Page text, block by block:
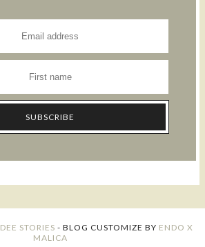
DEE STORIES - BLOG CUSTOMIZE BY ENDO X
MALICA